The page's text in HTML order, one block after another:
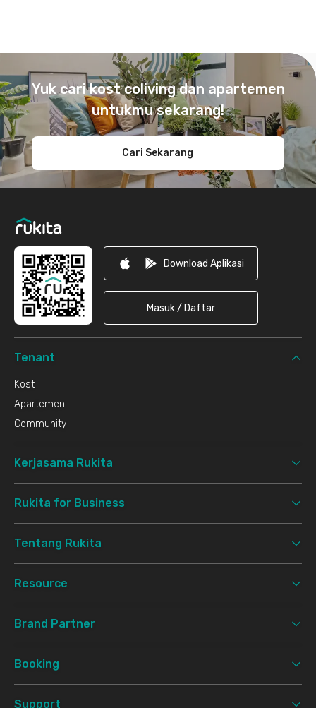
Yuk cari kost coliving dan apartemen
untukmu sekarang!
Cari Sekarang
Download Aplikasi
Masuk / Daftar
Tenant
Kost
Apartemen
Community
Kerjasama Rukita
Rukita for Business
Tentang Rukita
Resource
Brand Partner
Booking
Support